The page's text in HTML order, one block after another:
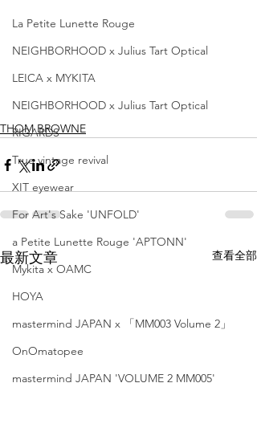
La Petite Lunette Rouge
NEIGHBORHOOD x Julius Tart Optical
LEICA x MYKITA
NEIGHBORHOOD x Julius Tart Optical
RIGARDS
True vintage revival
XIT eyewear
For Art's Sake 'UNFOLD'
a Petite Lunette Rouge 'APTONN'
Mykita x OAMC
HOYA
mastermind JAPAN x 「MM003 Volume 2」
OnOmatopee
mastermind JAPAN 'VOLUME 2 MM005'
THOM BROWNE
最新文章 查看全部